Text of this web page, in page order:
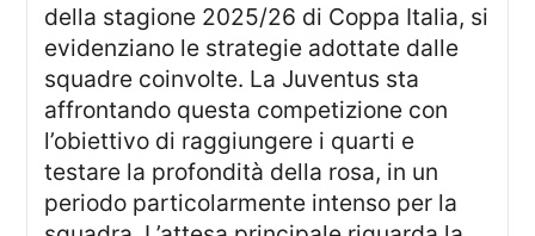
della stagione 2025/26 di Coppa Italia, si
evidenziano le strategie adottate dalle
squadre coinvolte. La Juventus sta
affrontando questa competizione con
l’obiettivo di raggiungere i quarti e
testare la profondità della rosa, in un
periodo particolarmente intenso per la